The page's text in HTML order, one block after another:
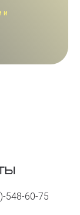
и
548-60-75